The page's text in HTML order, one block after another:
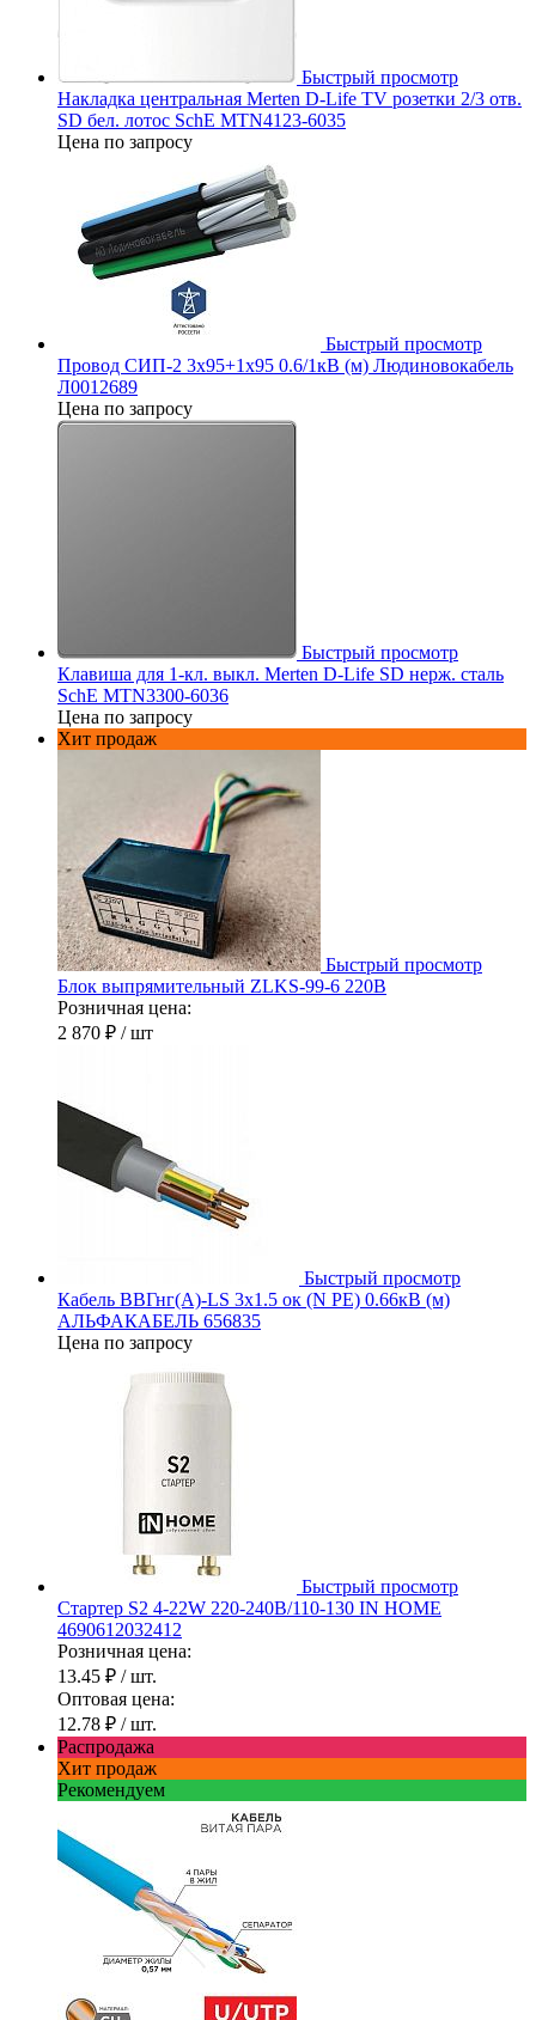
Быстрый просмотр
Накладка центральная Merten D-Life TV розетки 2/3 отв.
SD бел. лотос SchE MTN4123-6035
Цена по запросу
Быстрый просмотр
Провод СИП-2 3х95+1х95 0.6/1кВ (м) Людиновокабель
Л0012689
Цена по запросу
Быстрый просмотр
Клавиша для 1-кл. выкл. Merten D-Life SD нерж. сталь
SchE MTN3300-6036
Цена по запросу
Хит продаж
Быстрый просмотр
Блок выпрямительный ZLKS-99-6 220В
Розничная цена:
2 870 ₽ / шт
Быстрый просмотр
Кабель ВВГнг(А)-LS 3х1.5 ок (N PE) 0.66кВ (м)
АЛЬФАКАБЕЛЬ 656835
Цена по запросу
Быстрый просмотр
Стартер S2 4-22W 220-240В/110-130 IN HOME
4690612032412
Розничная цена:
13.45 ₽ / шт.
Оптовая цена:
12.78 ₽ / шт.
Распродажа
Хит продаж
Рекомендуем